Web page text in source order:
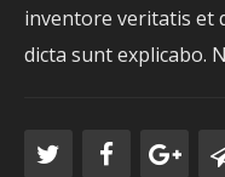
inventore veritatis et
dicta sunt explicabo.